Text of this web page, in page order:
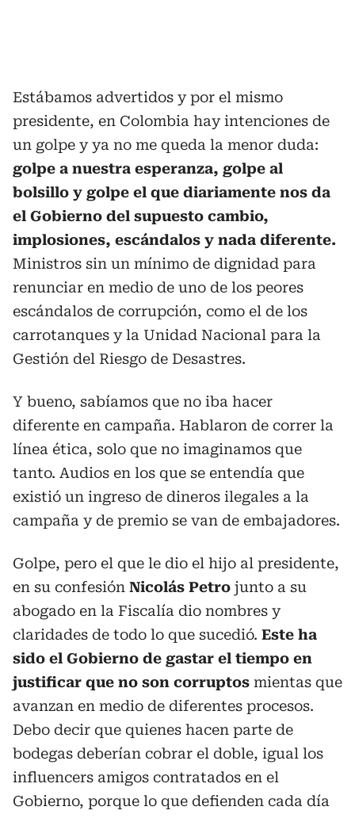
Estábamos advertidos y por el mismo
presidente, en Colombia hay intenciones de
un golpe y ya no me queda la menor duda:
golpe a nuestra esperanza, golpe al
bolsillo y golpe el que diariamente nos da
el Gobierno del supuesto cambio,
implosiones, escándalos y nada diferente.
Ministros sin un mínimo de dignidad para
renunciar en medio de uno de los peores
escándalos de corrupción, como el de los
carrotanques y la Unidad Nacional para la
Gestión del Riesgo de Desastres.
Y bueno, sabíamos que no iba hacer
diferente en campaña. Hablaron de correr la
línea ética, solo que no imaginamos que
tanto. Audios en los que se entendía que
existió un ingreso de dineros ilegales a la
campaña y de premio se van de embajadores.
Golpe, pero el que le dio el hijo al presidente,
en su confesión Nicolás Petro junto a su
abogado en la Fiscalía dio nombres y
claridades de todo lo que sucedió. Este ha
sido el Gobierno de gastar el tiempo en
justificar que no son corruptos mientas que
avanzan en medio de diferentes procesos.
Debo decir que quienes hacen parte de
bodegas deberían cobrar el doble, igual los
influencers amigos contratados en el
Gobierno, porque lo que defienden cada día